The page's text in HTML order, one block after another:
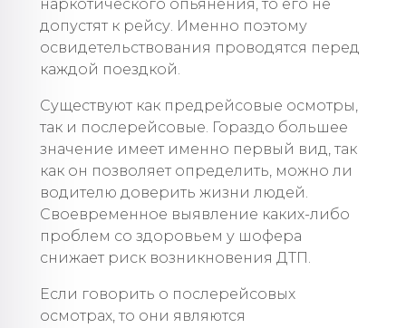
наркотического опьянения, то его не
допустят к рейсу. Именно поэтому
освидетельствования проводятся перед
каждой поездкой.
Существуют как предрейсовые осмотры,
так и послерейсовые. Гораздо большее
значение имеет именно первый вид, так
как он позволяет определить, можно ли
водителю доверить жизни людей.
Своевременное выявление каких-либо
проблем со здоровьем у шофера
снижает риск возникновения ДТП.
Если говорить о послерейсовых
осмотрах, то они являются